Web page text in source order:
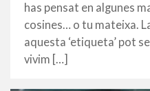
has pensat en algunes
cosines… o tu mateixa.
aquesta ‘etiqueta’ pot
vivim […]